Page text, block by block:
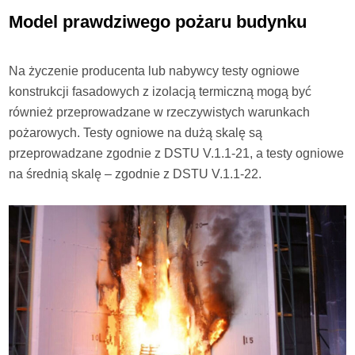
Model prawdziwego pożaru budynku
Na życzenie producenta lub nabywcy testy ogniowe
konstrukcji fasadowych z izolacją termiczną mogą być
również przeprowadzane w rzeczywistych warunkach
pożarowych. Testy ogniowe na dużą skalę są
przeprowadzane zgodnie z DSTU V.1.1-21, a testy ogniowe
na średnią skalę – zgodnie z DSTU V.1.1-22.